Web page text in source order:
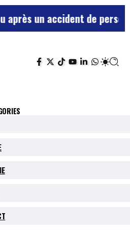
de personne